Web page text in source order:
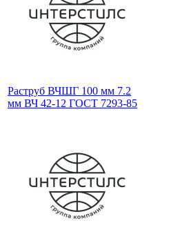
Раструб ВЧШГ 100 мм 7.2
мм ВЧ 42-12 ГОСТ 7293-85